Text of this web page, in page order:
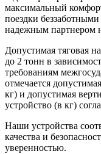
максимальный
поездки
надежным партнером
Допустимая тяговая
до 2 тонн в
требованиям
отмечается
кг) и допустимая
устройство (в кг)
Наши устройства
качества и
уверенностью.